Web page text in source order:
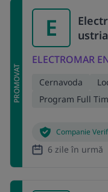
PROMOVAT
E
ELECTROMAR
Cernavoda
Program Full
Companie
6 zile în urmă